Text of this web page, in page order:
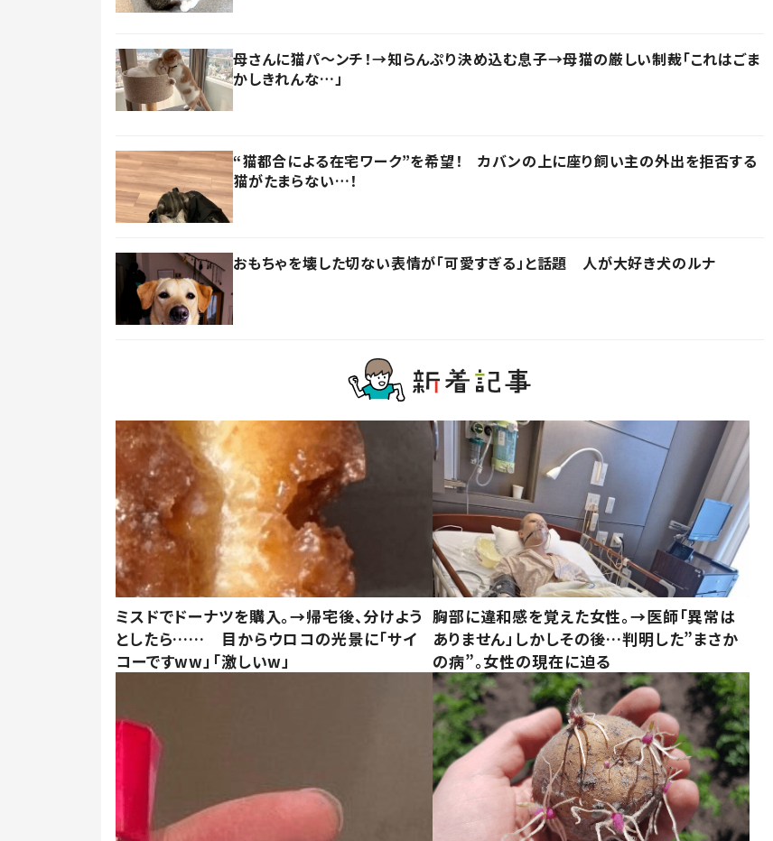
母さんに猫パ～ンチ！→知らんぷり決め込む息子→母猫の厳しい制裁「これはごま
かしきれんな…」
“猫都合による在宅ワーク”を希望！ カバンの上に座り飼い主の外出を拒否する
猫がたまらない…！
おもちゃを壊した切ない表情が「可愛すぎる」と話題 人が大好き犬のルナ
ミスドでドーナツを購入。→帰宅後、分けよう
としたら…… 目からウロコの光景に「サイ
コーですww」「激しいw」
胸部に違和感を覚えた女性。→医師「異常は
ありません」しかしその後…判明した”まさか
の病”。女性の現在に迫る